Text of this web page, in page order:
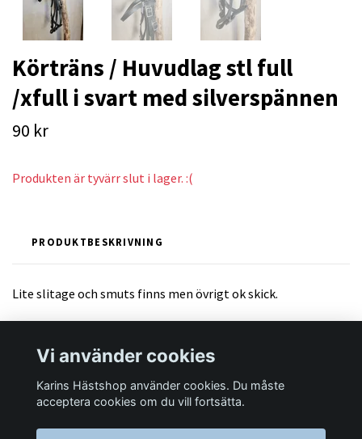
Körträns / Huvudlag stl full
/xfull i svart med silverspännen
90 kr
Produkten är tyvärr slut i lager. :(
PRODUKTBESKRIVNING
Lite slitage och smuts finns men övrigt ok skick.
Läs mer
Vi använder cookies
Karins Hästshop använder cookies. Du måste
acceptera cookies om du vill fortsätta.